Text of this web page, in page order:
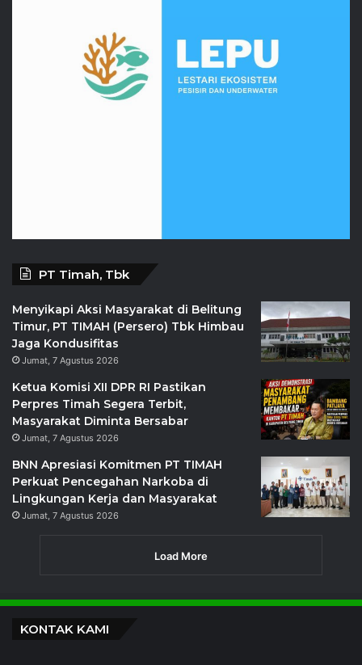
PT Timah, Tbk
Menyikapi Aksi Masyarakat di Belitung
Timur, PT TIMAH (Persero) Tbk Himbau
Jaga Kondusifitas
Jumat, 7 Agustus 2026
Ketua Komisi XII DPR RI Pastikan
Perpres Timah Segera Terbit,
Masyarakat Diminta Bersabar
Jumat, 7 Agustus 2026
BNN Apresiasi Komitmen PT TIMAH
Perkuat Pencegahan Narkoba di
Lingkungan Kerja dan Masyarakat
Jumat, 7 Agustus 2026
Load More
KONTAK KAMI